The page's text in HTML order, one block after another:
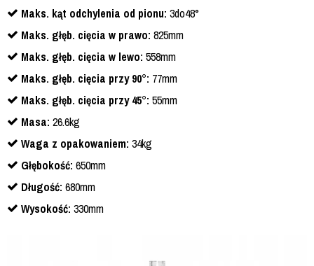
Maks. kąt odchylenia od pionu: 3do48°
Maks. głęb. cięcia w prawo: 825mm
Maks. głęb. cięcia w lewo: 558mm
Maks. głęb. cięcia przy 90°: 77mm
Maks. głęb. cięcia przy 45°: 55mm
Masa: 26.6kg
Waga z opakowaniem: 34kg
Głębokość: 650mm
Długość: 680mm
Wysokość: 330mm